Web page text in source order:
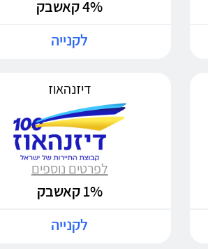
4% קאשבק
לקנייה
דיזנהאוז
לפרטים נוספים
1% קאשבק
לקנייה